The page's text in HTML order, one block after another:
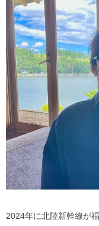
2024年に北陸新幹線が